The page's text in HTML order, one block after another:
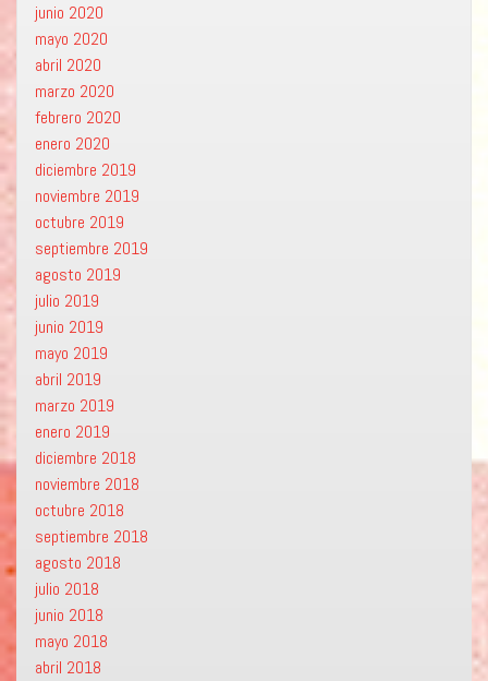
junio 2020
mayo 2020
abril 2020
marzo 2020
febrero 2020
enero 2020
diciembre 2019
noviembre 2019
octubre 2019
septiembre 2019
agosto 2019
julio 2019
junio 2019
mayo 2019
abril 2019
marzo 2019
enero 2019
diciembre 2018
noviembre 2018
octubre 2018
septiembre 2018
agosto 2018
julio 2018
junio 2018
mayo 2018
abril 2018